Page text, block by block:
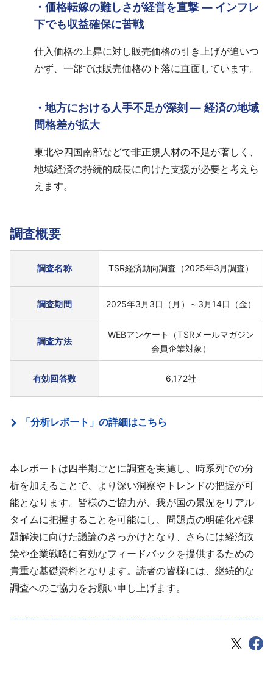
・価格転嫁の難しさが経営を直撃 ― インフレ
下でも収益確保に苦戦
仕入価格の上昇に対し販売価格の引き上げが追いつ
かず、一部では販売価格の下落に直面しています。
・地方における人手不足が深刻 ― 経済の地域
間格差が拡大
東北や四国南部などで非正規人材の不足が著しく、
地域経済の持続的成長に向けた支援が必要と考えら
えます。
調査概要
調査名称 TSR経済動向調査（2025年3月調査）
調査期間 2025年3月3日（月）～3月14日（金）
調査方法
WEBアンケート（TSRメールマガジン
会員企業対象）
有効回答数 6,172社
「分析レポート」の詳細はこちら
本レポートは四半期ごとに調査を実施し、時系列での分
析を加えることで、より深い洞察やトレンドの把握が可
能となります。皆様のご協力が、我が国の景況をリアル
タイムに把握することを可能にし、問題点の明確化や課
題解決に向けた議論のきっかけとなり、さらには経済政
策や企業戦略に有効なフィードバックを提供するための
貴重な基礎資料となります。読者の皆様には、継続的な
調査へのご協力をお願い申し上げます。